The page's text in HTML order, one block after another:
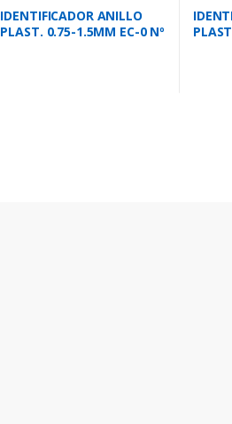
IDENTIFICADOR ANILLO
PLAST. 0.75-1.5MM EC-0 Nº